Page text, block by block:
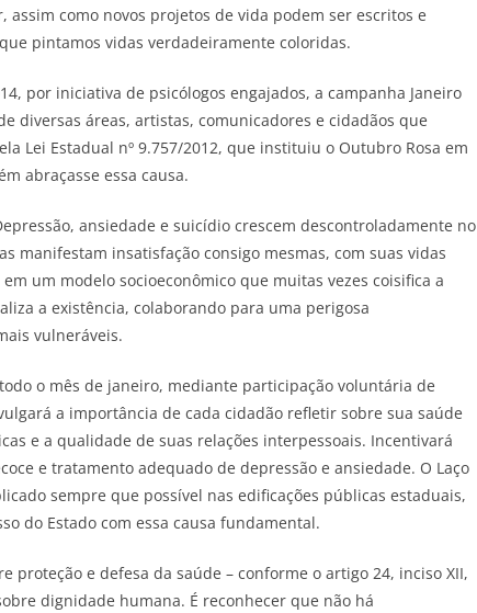
como novos projetos de vida podem ser escritos e
pintamos vidas verdadeiramente coloridas.
por iniciativa de psicólogos engajados, a campanha Janeiro
diversas áreas, artistas, comunicadores e cidadãos que
Lei Estadual nº 9.757/2012, que instituiu o Outubro Rosa em
abraçasse essa causa.
ansiedade e suicídio crescem descontroladamente no
manifestam insatisfação consigo mesmas, com suas vidas
um modelo socioeconômico que muitas vezes coisifica a
a existência, colaborando para uma perigosa
vulneráveis.
o mês de janeiro, mediante participação voluntária de
a importância de cada cidadão refletir sobre sua saúde
e a qualidade de suas relações interpessoais. Incentivará
e tratamento adequado de depressão e ansiedade. O Laço
sempre que possível nas edificações públicas estaduais,
do Estado com essa causa fundamental.
proteção e defesa da saúde – conforme o artigo 24, inciso XII,
dignidade humana. É reconhecer que não há